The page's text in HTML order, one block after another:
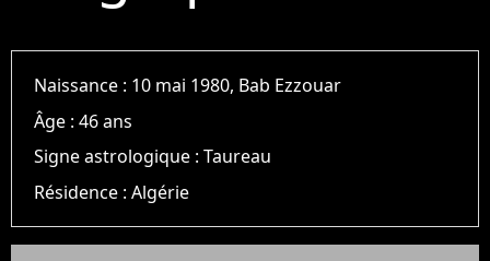
Naissance : 10 mai 1980, Bab Ezzouar
Âge :46 ans
Signe astrologique :Taureau
Résidence :Algérie